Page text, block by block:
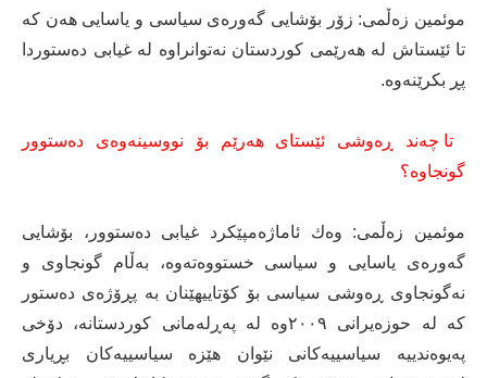
موئمین زەڵمی: زۆر بۆشایی گەورەی سیاسی و یاسایی هەن كە
تا ئێستاش لە هەرێمی كوردستان نەتوانراوە لە غیابی دەستوردا
پڕ بكرێنەوە.
تا چەند ڕەوشی ئێستای هەرێم بۆ نووسینەوەی دەستوور
گونجاوە؟
موئمین زەڵمی: وەك ئاماژەمپێكرد غیابی دەستوور، بۆشایی
گەورەی یاسایی و سیاسی خستووەتەوە، بەڵام گونجاوی و
نەگونجاوی ڕەوشی سیاسی بۆ كۆتاییهێنان بە پڕۆژەی دەستور
كە لە حوزەیرانی ۲۰۰۹وە لە پەڕلەمانی كوردستانە، دۆخی
پەیوەندییە سیاسییەكانی نێوان هێزە سیاسییەكان بڕیاری